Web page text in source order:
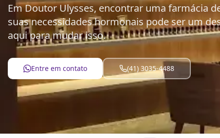
Em Doutor Ulysses, encontrar uma farmácia
suas necessidades hormonais pode ser um
aqui para mudar isso.
Entre em contato (41) 3035-4488